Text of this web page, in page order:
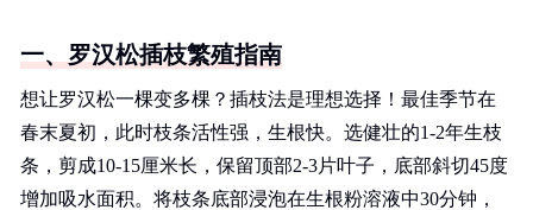
一、罗汉松插枝繁殖指南
想让罗汉松一棵变多棵？插枝法是理想选择！最佳季节在
春末夏初，此时枝条活性强，生根快。选健壮的1-2年生枝
条，剪成10-15厘米长，保留顶部2-3片叶子，底部斜切45度
增加吸水面积。将枝条底部浸泡在生根粉溶液中30分钟，